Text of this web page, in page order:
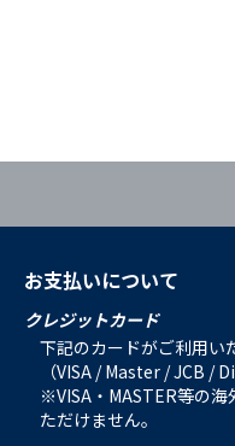
お支払いについて
クレジットカード
下記のカードがご利用い
（VISA / Master / JCB /
※VISA・MASTER等の
ただけません。